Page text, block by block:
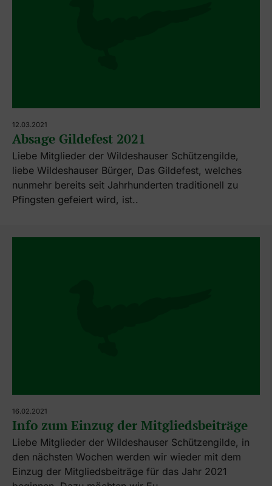
12.03.2021
Absage Gildefest 2021
Liebe Mitglieder der Wildeshauser Schützengilde,
liebe Wildeshauser Bürger, Das Gildefest, welches
nunmehr bereits seit Jahrhunderten traditionell zu
Pfingsten gefeiert wird, ist..
16.02.2021
Info zum Einzug der Mitgliedsbeiträge
Liebe Mitglieder der Wildeshauser Schützengilde, in
den nächsten Wochen werden wir wieder mit dem
Einzug der Mitgliedsbeiträge für das Jahr 2021